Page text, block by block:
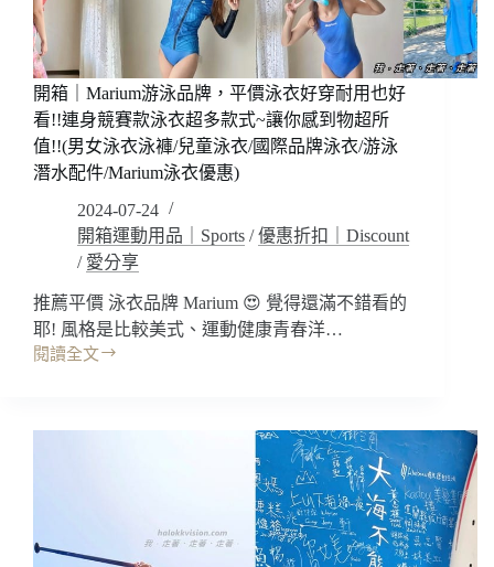
配
色
好
夏
天!
拍
照
~
競
賽
女
開箱｜Marium游泳品牌，平價泳衣好穿耐用也好
看!!連身競賽款泳衣超多款式~讓你感到物超所
值!!(男女泳衣泳褲/兒童泳衣/國際品牌泳衣/游泳
潛水配件/Marium泳衣優惠)
2024-07-24
開箱運動用品｜Sports /優惠折扣｜Discount
/ 愛分享
推薦平價 泳衣品牌 Marium 😍 覺得還滿不錯看的
耶! 風格是比較美式、運動健康青春洋…
閱讀全文
開
Marium
平